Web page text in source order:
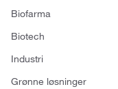
Biofarma
Biotech
Industri
Grønne løsninger